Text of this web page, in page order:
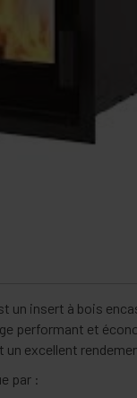
un insert à bois
performant et
excellent
par :